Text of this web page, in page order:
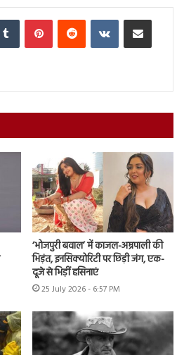
Tumblr PinterestReddit VKontakteShare via Email
‘भोजपुरी बवाल’ में काजल-अम्रपाली की
भिड़ंत, इनसिक्योरिटी पर छिड़ी जंग, एक-
दूजे से भिड़ीं हसिनाएं
25 July 2026 - 6:57 PM